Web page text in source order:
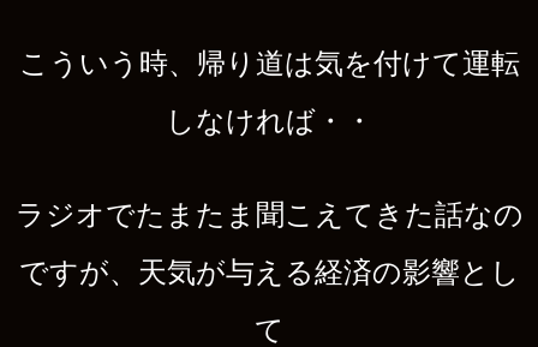
こういう時、帰り道は気を付けて運転
しなければ・・
ラジオでたまたま聞こえてきた話なの
ですが、天気が与える経済の影響とし
て